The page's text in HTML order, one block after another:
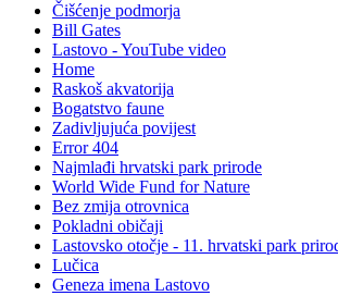
Čišćenje podmorja
Bill Gates
Lastovo - YouTube video
Home
Raskoš akvatorija
Bogatstvo faune
Zadivljujuća povijest
Error 404
Najmlađi hrvatski park prirode
World Wide Fund for Nature
Bez zmija otrovnica
Pokladni običaji
Lastovsko otočje - 11. hrvatski park
Lučica
Geneza imena Lastovo